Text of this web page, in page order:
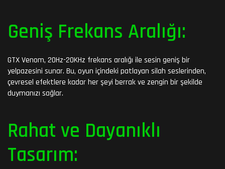
Geniş Frekans Aralığı:
GTX Venom, 20Hz-20KHz frekans aralığı ile sesin geniş bir
yelpazesini sunar. Bu, oyun içindeki patlayan silah seslerinden,
çevresel efektlere kadar her şeyi berrak ve zengin bir şekilde
duymanızı sağlar.
Rahat ve Dayanıklı
Tasarım: